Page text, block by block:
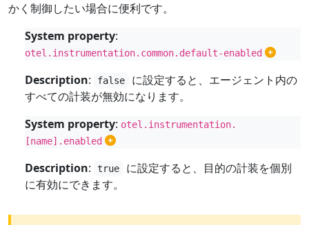
かく制御したい場合に便利です。
System property:
otel.instrumentation.common.default-enabled
Description: false
に設定すると、エージェント内の
すべての計装が無効になります。
System property: otel.instrumentation.
[name].enabled
Description: true
に設定すると、目的の計装を個別
に有効にできます。